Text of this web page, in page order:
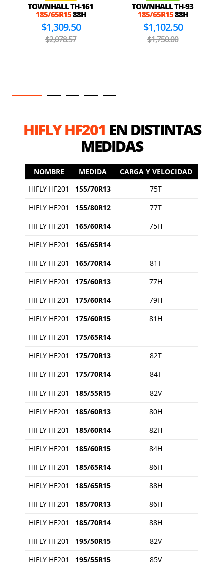
TOWNHALL TH-161
185/65R1588H
$1,309.50
$2,078.57
TOWNHALL TH-93
185/65R1588H
$1,102.50
$1,750.00
HIFLY HF201 EN DISTINTAS
MEDIDAS
NOMBRE MEDIDA
CARGA Y VELOCIDAD
HIFLY HF201
155/70R13
75T
HIFLY HF201
155/80R12
77T
HIFLY HF201
165/60R14
75H
HIFLY HF201
165/65R14
HIFLY HF201
165/70R14
81T
HIFLY HF201
175/60R13
77H
HIFLY HF201
175/60R14
79H
HIFLY HF201
175/60R15
81H
HIFLY HF201
175/65R14
HIFLY HF201
175/70R13
82T
HIFLY HF201
175/70R14
84T
HIFLY HF201
185/55R15
82V
HIFLY HF201
185/60R13
80H
HIFLY HF201
185/60R14
82H
HIFLY HF201
185/60R15
84H
HIFLY HF201
185/65R14
86H
HIFLY HF201
185/65R15
88H
HIFLY HF201
185/70R13
86H
HIFLY HF201
185/70R14
88H
HIFLY HF201
195/50R15
82V
HIFLY HF201
195/55R15
85V